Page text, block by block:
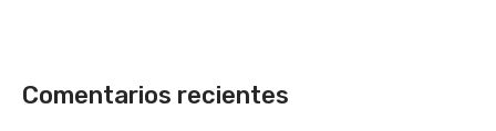
Comentarios recientes